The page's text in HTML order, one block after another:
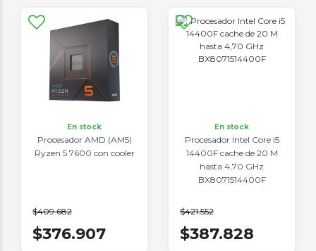
En stock
Procesador AMD (AM5)
Ryzen 5 7600 con cooler
$409.682
$376.907
En stock
Procesador Intel Core i5
14400F cache de 20 M
hasta 4,70 GHz
BX8071514400F
$421.552
$387.828